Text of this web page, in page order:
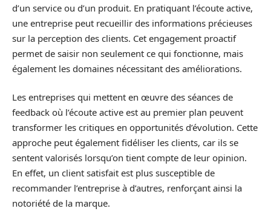
d’un service ou d’un produit. En pratiquant l’écoute active,
une entreprise peut recueillir des informations précieuses
sur la perception des clients. Cet engagement proactif
permet de saisir non seulement ce qui fonctionne, mais
également les domaines nécessitant des améliorations.
Les entreprises qui mettent en œuvre des séances de
feedback où l’écoute active est au premier plan peuvent
transformer les critiques en opportunités d’évolution. Cette
approche peut également fidéliser les clients, car ils se
sentent valorisés lorsqu’on tient compte de leur opinion.
En effet, un client satisfait est plus susceptible de
recommander l’entreprise à d’autres, renforçant ainsi la
notoriété de la marque.